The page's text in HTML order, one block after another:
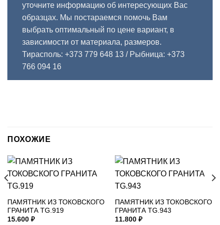
уточните информацию об интересующих Вас
образцах. Мы постараемся помочь Вам
выбрать оптимальный по цене вариант, в
зависимости от материала, размеров.
Тирасполь: +373 779 648 13 / Рыбница: +373
766 094 16
ПОХОЖИЕ
ПАМЯТНИК ИЗ ТОКОВСКОГО
ГРАНИТА TG.919
15.600 ₽
ПАМЯТНИК ИЗ ТОКОВСКОГО
ГРАНИТА TG.943
11.800 ₽